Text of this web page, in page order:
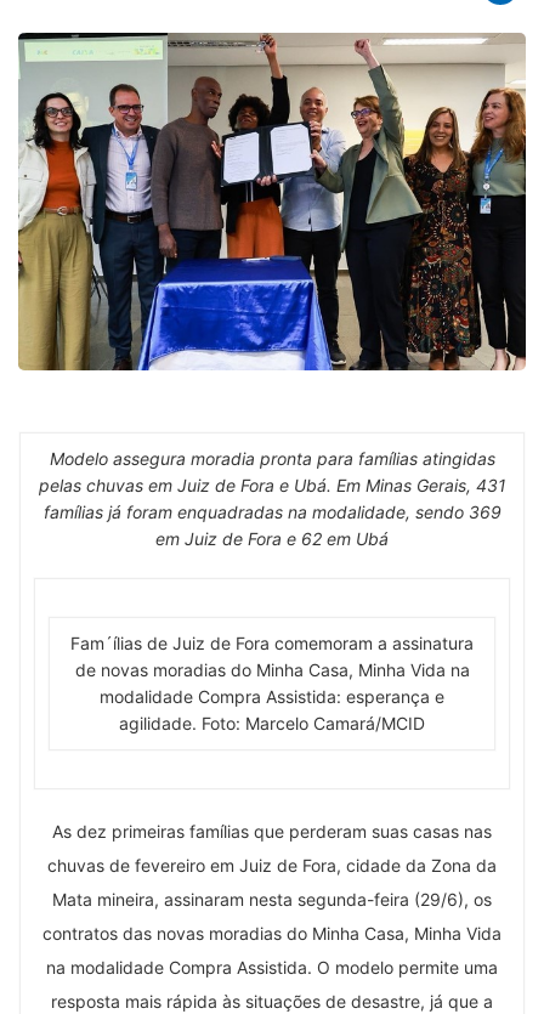
Modelo assegura moradia pronta para famílias atingidas
pelas chuvas em Juiz de Fora e Ubá. Em Minas Gerais, 431
famílias já foram enquadradas na modalidade, sendo 369
em Juiz de Fora e 62 em Ubá
Fam´ílias de Juiz de Fora comemoram a assinatura
de novas moradias do Minha Casa, Minha Vida na
modalidade Compra Assistida: esperança e
agilidade. Foto: Marcelo Camará/MCID
As dez primeiras famílias que perderam suas casas nas
chuvas de fevereiro em Juiz de Fora, cidade da Zona da
Mata mineira, assinaram nesta segunda-feira (29/6), os
contratos das novas moradias do Minha Casa, Minha Vida
na modalidade Compra Assistida. O modelo permite uma
resposta mais rápida às situações de desastre, já que a